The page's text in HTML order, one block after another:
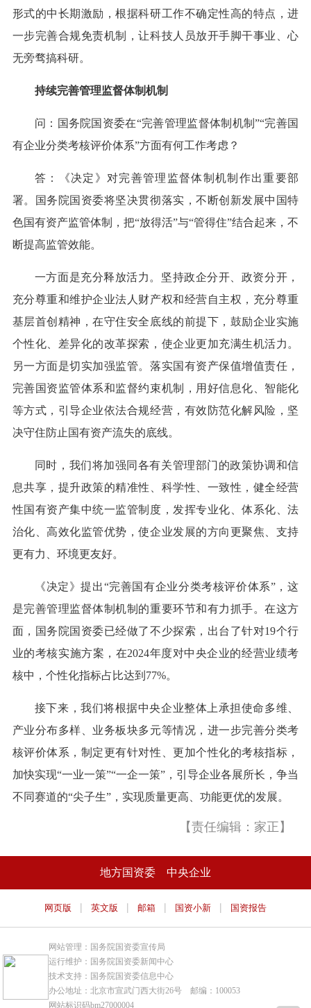
形式的中长期激励，根据科研工作不确定性高的特点，进
一步完善合规免责机制，让科技人员放开手脚干事业、心
无旁骛搞科研。
持续完善管理监督体制机制
问：国务院国资委在“完善管理监督体制机制”“完善国
有企业分类考核评价体系”方面有何工作考虑？
答：《决定》对完善管理监督体制机制作出重要部
署。国务院国资委将坚决贯彻落实，不断创新发展中国特
色国有资产监管体制，把“放得活”与“管得住”结合起来，不
断提高监管效能。
一方面是充分释放活力。坚持政企分开、政资分开，
充分尊重和维护企业法人财产权和经营自主权，充分尊重
基层首创精神，在守住安全底线的前提下，鼓励企业实施
个性化、差异化的改革探索，使企业更加充满生机活力。
另一方面是切实加强监管。落实国有资产保值增值责任，
完善国资监管体系和监督约束机制，用好信息化、智能化
等方式，引导企业依法合规经营，有效防范化解风险，坚
决守住防止国有资产流失的底线。
同时，我们将加强同各有关管理部门的政策协调和信
息共享，提升政策的精准性、科学性、一致性，健全经营
性国有资产集中统一监管制度，发挥专业化、体系化、法
治化、高效化监管优势，使企业发展的方向更聚焦、支持
更有力、环境更友好。
《决定》提出“完善国有企业分类考核评价体系”，这
是完善管理监督体制机制的重要环节和有力抓手。在这方
面，国务院国资委已经做了不少探索，出台了针对19个行
业的考核实施方案，在2024年度对中央企业的经营业绩考
核中，个性化指标占比达到77%。
接下来，我们将根据中央企业整体上承担使命多维、
产业分布多样、业务板块多元等情况，进一步完善分类考
核评价体系，制定更有针对性、更加个性化的考核指标，
加快实现“一业一策”“一企一策”，引导企业各展所长，争当
不同赛道的“尖子生”，实现质量更高、功能更优的发展。
【责任编辑：家正】
地方国资委 中央企业
网页版 | 英文版 | 邮箱 | 国资小新 | 国资报告
网站管理：国务院国资委宣传局
运行维护：国务院国资委新闻中心
技术支持：国务院国资委信息中心
办公地址：北京市宣武门西大街26号 邮编：100053
网站标识码bm27000004